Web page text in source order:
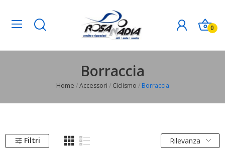
0
Borraccia
Home Accessori Ciclismo Borraccia
Filtri Rilevanza